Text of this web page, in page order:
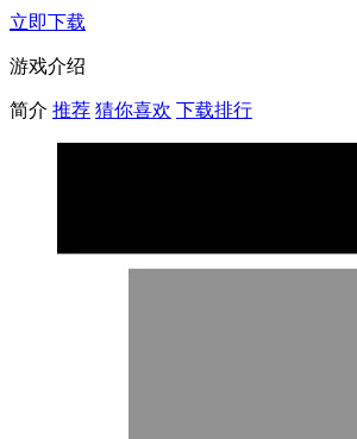
立即下载
游戏介绍
简介 推荐 猜你喜欢 下载排行